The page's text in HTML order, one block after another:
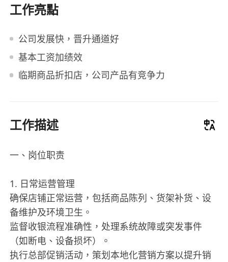
工作亮點
公司发展快，晋升通道好
基本工资加绩效
临期商品折扣店，公司产品有竞争力
工作描述
一、岗位职责
1. 日常运营管理
确保店铺正常运营，包括商品陈列、货架补货、设
备维护及环境卫生。
监督收银流程准确性，处理系统故障或突发事件
（如断电、设备损坏）。
执行总部促销活动，策划本地化营销方案以提升销